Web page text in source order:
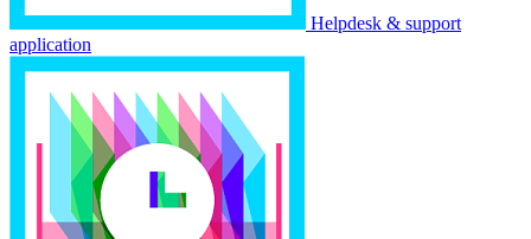
Helpdesk & support
application